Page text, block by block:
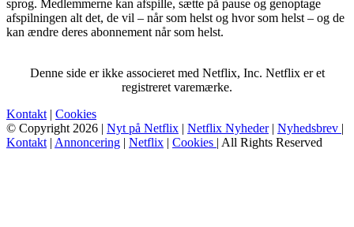
sprog. Medlemmerne kan afspille, sætte på pause og genoptage
afspilningen alt det, de vil – når som helst og hvor som helst – og de
kan ændre deres abonnement når som helst.
Denne side er ikke associeret med Netflix, Inc. Netflix er et
registreret varemærke.
Kontakt | Cookies
© Copyright 2026 | Nyt på Netflix | Netflix Nyheder| Nyhedsbrev |
Kontakt | Annoncering | Netflix | Cookies | All Rights Reserved